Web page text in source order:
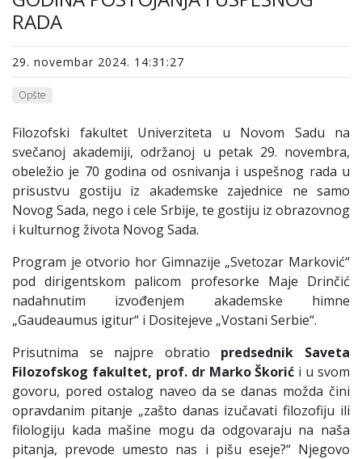
RADA
29. novembar 2024. 14:31:27
Opšte
Filozofski fakultet Univerziteta u Novom Sadu na
svečanoj akademiji, održanoj u petak 29. novembra,
obeležio je 70 godina od osnivanja i uspešnog rada u
prisustvu gostiju iz akademske zajednice ne samo
Novog Sada, nego i cele Srbije, te gostiju iz obrazovnog
i kulturnog života Novog Sada.
Program je otvorio hor Gimnazije „Svetozar Marković“
pod dirigentskom palicom profesorke Maje Drinčić
nadahnutim izvođenjem akademske himne
„Gaudeaumus igitur“ i Dositejeve „Vostani Serbie“.
Prisutnima se najpre obratio predsednik Saveta
Filozofskog fakultet, prof. dr Marko Škorić i u svom
govoru, pored ostalog naveo da se danas možda čini
opravdanim pitanje „zašto danas izučavati filozofiju ili
filologiju kada mašine mogu da odgovaraju na naša
pitanja, prevode umesto nas i pišu eseje?“ Njegovo